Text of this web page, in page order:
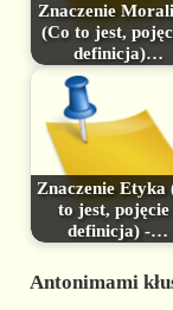
Znaczenie
(Co to jest,
definicja)…
Znaczenie Etyka
to jest, pojęcie
definicja) -…
Antonimami